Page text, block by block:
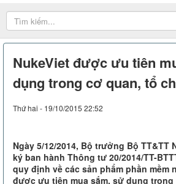
NukeViet được ưu tiên
dụng trong cơ quan, tổ
Thứ hai - 19/10/2015 22:52
Ngày 5/12/2014, Bộ trưởng Bộ TT&TT
ký ban hành Thông tư 20/2014/TT-
quy định về các sản phẩm phần mềm
được ưu tiên mua sắm, sử dụng